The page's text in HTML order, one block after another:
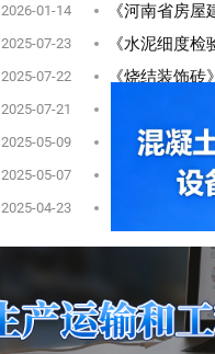
2026-01-14
2025-07-23
2025-07-22
2025-07-21
2025-05-09
2025-05-07
2025-04-23
《河南省房屋建筑与市政基
《水泥细度
《烧结装饰砖
《钻芯检测离心
《建筑外墙外保
《电线电缆电性能